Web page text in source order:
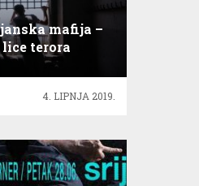
mafija –
terora
4. LIPNJA 2019.